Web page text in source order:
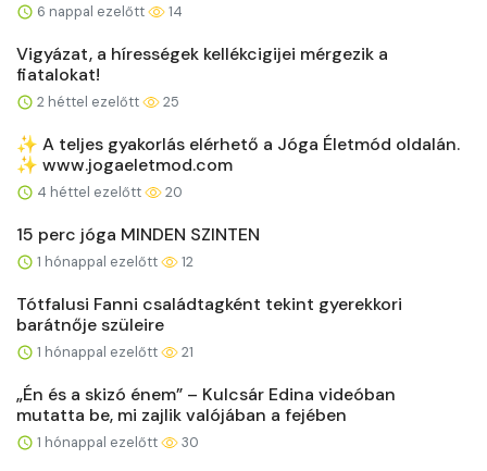
6 nappal ezelőtt 14
Vigyázat, a hírességek kellékcigijei mérgezik a
fiatalokat!
2 héttel ezelőtt 25
✨ A teljes gyakorlás elérhető a Jóga Életmód oldalán.
✨ www.jogaeletmod.com
4 héttel ezelőtt 20
15 perc jóga MINDEN SZINTEN
1 hónappal ezelőtt 12
Tótfalusi Fanni családtagként tekint gyerekkori
barátnője szüleire
1 hónappal ezelőtt 21
„Én és a skizó énem” – Kulcsár Edina videóban
mutatta be, mi zajlik valójában a fejében
1 hónappal ezelőtt 30